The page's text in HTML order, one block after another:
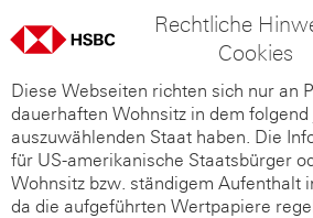
Rechtliche
Cookies
Diese Webseiten richten sich nur an
dauerhaften Wohnsitz in dem
auszuwählenden Staat haben. Die
für US-amerikanische Staatsbürger
Wohnsitz bzw. ständigem Aufenthalt
da die aufgeführten Wertpapiere